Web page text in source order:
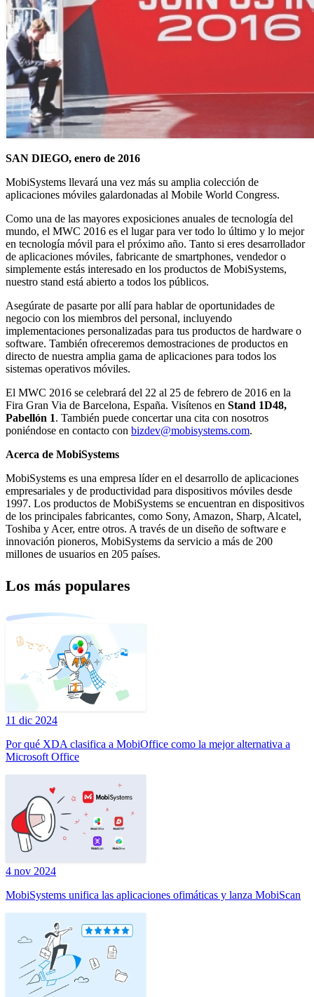
SAN DIEGO, enero de 2016
MobiSystems llevará una vez más su amplia colección de
aplicaciones móviles galardonadas al Mobile World Congress.
Como una de las mayores exposiciones anuales de tecnología del
mundo, el MWC 2016 es el lugar para ver todo lo último y lo mejor
en tecnología móvil para el próximo año. Tanto si eres desarrollador
de aplicaciones móviles, fabricante de smartphones, vendedor o
simplemente estás interesado en los productos de MobiSystems,
nuestro stand está abierto a todos los públicos.
Asegúrate de pasarte por allí para hablar de oportunidades de
negocio con los miembros del personal, incluyendo
implementaciones personalizadas para tus productos de hardware o
software. También ofreceremos demostraciones de productos en
directo de nuestra amplia gama de aplicaciones para todos los
sistemas operativos móviles.
El MWC 2016 se celebrará del 22 al 25 de febrero de 2016 en la
Fira Gran Via de Barcelona, España. Visítenos en Stand 1D48,
Pabellón 1. También puede concertar una cita con nosotros
poniéndose en contacto con bizdev@mobisystems.com.
Acerca de MobiSystems
MobiSystems es una empresa líder en el desarrollo de aplicaciones
empresariales y de productividad para dispositivos móviles desde
1997. Los productos de MobiSystems se encuentran en dispositivos
de los principales fabricantes, como Sony, Amazon, Sharp, Alcatel,
Toshiba y Acer, entre otros. A través de un diseño de software e
innovación pioneros, MobiSystems da servicio a más de 200
millones de usuarios en 205 países.
Los más populares
11 dic 2024
Por qué XDA clasifica a MobiOffice como la mejor alternativa a
Microsoft Office
4 nov 2024
MobiSystems unifica las aplicaciones ofimáticas y lanza MobiScan